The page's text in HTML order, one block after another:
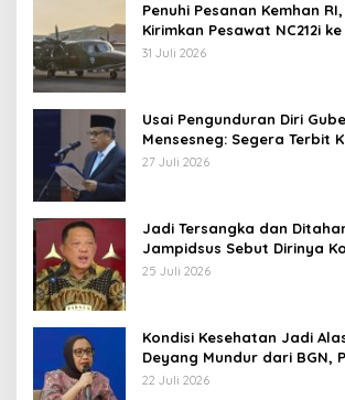
Penuhi Pesanan Kemhan
Kirimkan Pesawat NC212i
AU
31 Juli 2026
Usai Pengunduran Diri
Mensesneg: Segera Terbit
Pemberhentian dengan
27 Juli 2026
Jadi Tersangka dan
Jampidsus Sebut Dirinya
Kriminalisasi
25 Juli 2026
Kondisi Kesehatan Jadi
Deyang Mundur dari BGN,
Wamentan Sudaryono
22 Juli 2026